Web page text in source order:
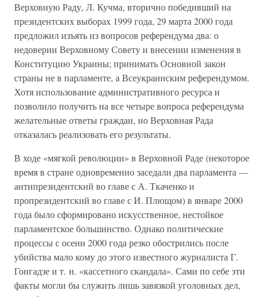
Верховную Раду, Л. Кучма, вторично победивший на
президентских выборах 1999 года, 29 марта 2000 года
предложил изъять из вопросов референдума два: о
недоверии Верховному Совету и внесении изменения в
Конституцию Украины; принимать Основной закон
страны не в парламенте, а Всеукраинским референдумом.
Хотя использование административного ресурса и
позволило получить на все четыре вопроса референдума
желательные ответы граждан, но Верховная Рада
отказалась реализовать его результаты.
В ходе «мягкой революции» в Верховной Раде (некоторое
время в стране одновременно заседали два парламента —
антипрезидентский во главе с А. Ткаченко и
пропрезидентский во главе с И. Плющом) в январе 2000
года было сформировано искусственное, нестойкое
парламентское большинство. Однако политические
процессы с осени 2000 года резко обострились после
убийства мало кому до этого известного журналиста Г.
Гонгадзе и т. н. «кассетного скандала». Сами по себе эти
факты могли бы служить лишь завязкой уголовных дел,